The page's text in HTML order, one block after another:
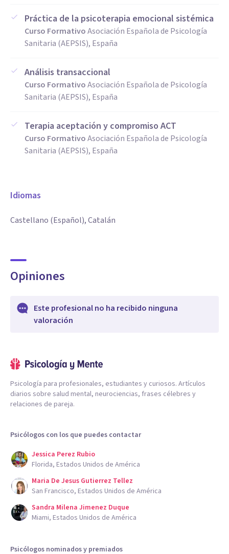
Práctica de la psicoterapia emocional sistémica
Curso FormativoAsociación Española de Psicología
Sanitaria (AEPSIS), España
Análisis transaccional
Curso FormativoAsociación Española de Psicología
Sanitaria (AEPSIS), España
Terapia aceptación y compromiso ACT
Curso FormativoAsociación Española de Psicología
Sanitaria (AEPSIS), España
Idiomas
Castellano (Español), Catalán
Opiniones
Este profesional no ha recibido ninguna
valoración
Psicología para profesionales, estudiantes y curiosos. Artículos
diarios sobre salud mental, neurociencias, frases célebres y
relaciones de pareja.
Psicólogos con los que puedes contactar
Jessica Perez Rubio
Florida, Estados Unidos de América
Maria De Jesus Gutierrez Tellez
San Francisco, Estados Unidos de América
Sandra Milena Jimenez Duque
Miami, Estados Unidos de América
Psicólogos nominados y premiados